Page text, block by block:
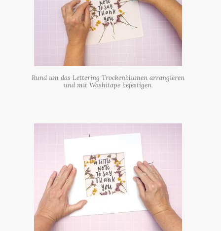
Rund um das Lettering Trockenblumen arrangieren
und mit Washitape befestigen.